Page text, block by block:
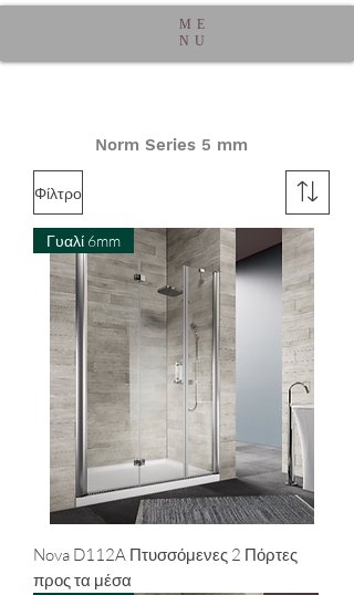
ME
NU
Norm Series 5 mm
Φίλτρο
Γυαλί 6mm
Nova D112A Πτυσσόμενες 2 Πόρτες
προς τα μέσα